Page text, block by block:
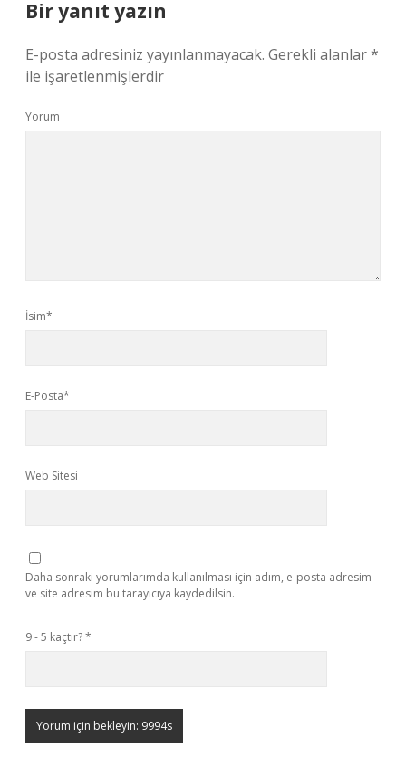
Bir yanıt yazın
E-posta adresiniz yayınlanmayacak. Gerekli alanlar*
ile işaretlenmişlerdir
Yorum
İsim*
E-Posta*
Web Sitesi
Daha sonraki yorumlarımda kullanılması için adım, e-posta adresim
ve site adresim bu tarayıcıya kaydedilsin.
9 - 5 kaçtır?*